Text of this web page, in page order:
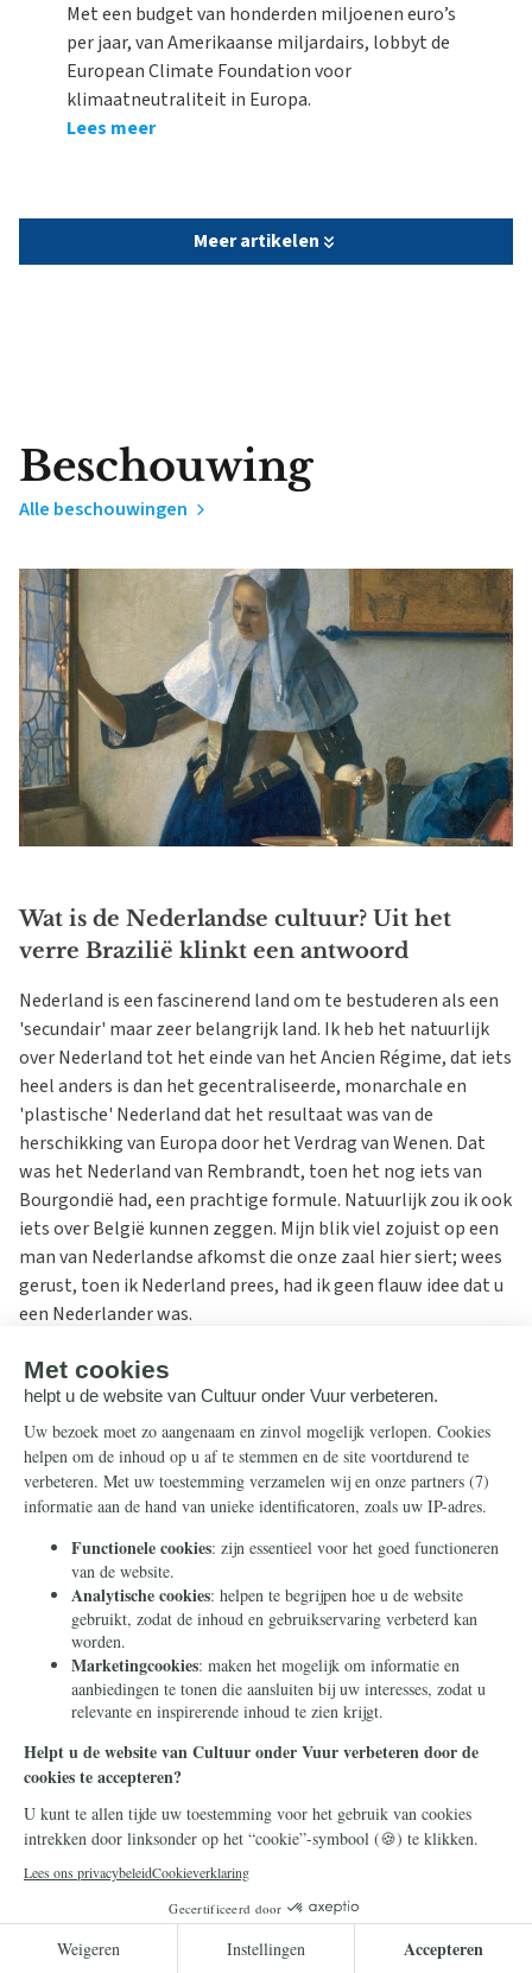
Met een budget van honderden miljoenen euro’s
per jaar, van Amerikaanse miljardairs, lobbyt de
European Climate Foundation voor
klimaatneutraliteit in Europa.
Lees meer
Meer artikelen
Beschouwing
Alle beschouwingen
Wat is de Nederlandse cultuur? Uit het
verre Brazilië klinkt een antwoord
Nederland is een fascinerend land om te bestuderen als een
'secundair' maar zeer belangrijk land. Ik heb het natuurlijk
over Nederland tot het einde van het Ancien Régime, dat iets
heel anders is dan het gecentraliseerde, monarchale en
'plastische' Nederland dat het resultaat was van de
herschikking van Europa door het Verdrag van Wenen. Dat
was het Nederland van Rembrandt, toen het nog iets van
Bourgondië had, een prachtige formule. Natuurlijk zou ik ook
iets over België kunnen zeggen. Mijn blik viel zojuist op een
man van Nederlandse afkomst die onze zaal hier siert; wees
gerust, toen ik Nederland prees, had ik geen flauw idee dat u
een Nederlander was.
Wat kunnen we zeggen over Nederland? Laten we eerst iets
zeggen over de politieke organisatie. Laten we zeggen dat
conglomeraat van vaag confederale kleine staten die samen
vormden wat de Fransen les états généraux de l'Hollande
noemden. Het was grofweg een geografisch gebied rond de
dijken, enz., in een zeer karakteristiek landschap.
Christelijke beschaving Leestijd: 14 minuten
Lees verder
Laatste video's